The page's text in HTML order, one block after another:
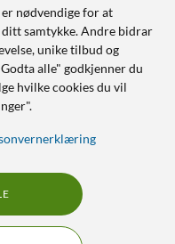
nødvendige for at
samtykke. Andre bidrar
unike tilbud og
alle" godkjenner du
hvilke cookies du vil